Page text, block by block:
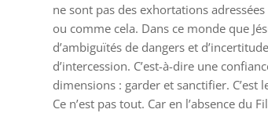
ne sont pas des exhortations
ou comme cela. Dans ce monde que
d’ambiguïtés de dangers et
d’intercession. C’est-à-dire une
dimensions : garder et sanctifier. C’est
Ce n’est pas tout. Car en l’absence